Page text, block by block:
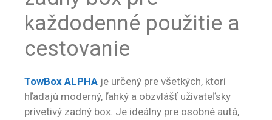
každodenné použitie a
cestovanie
TowBox ALPHA je určený pre všetkých, ktorí
hľadajú moderný, ľahký a obzvlášť užívateľsky
prívetivý zadný box. Je ideálny pre osobné autá,